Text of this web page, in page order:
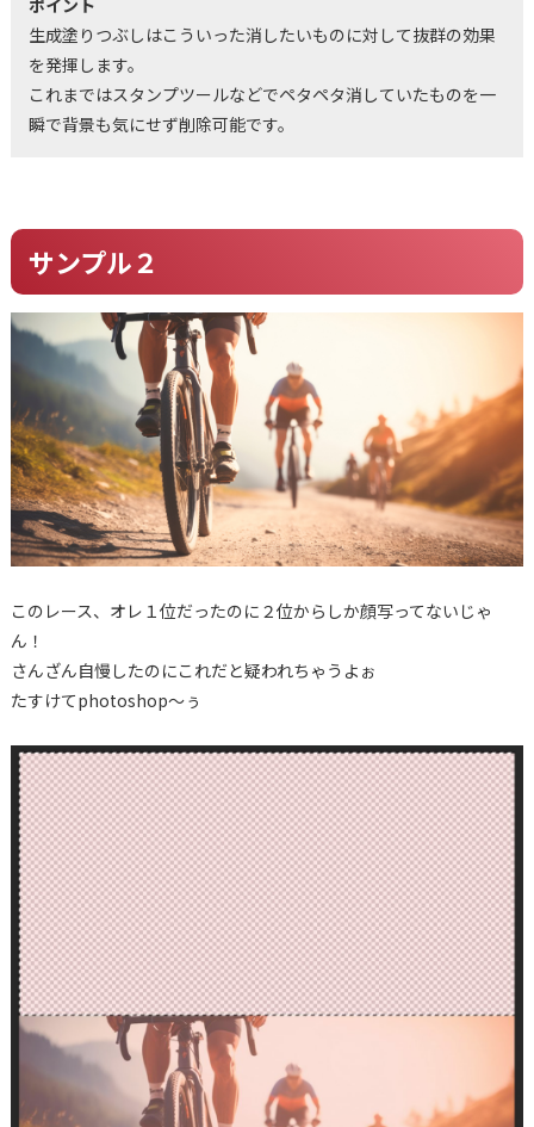
ポイント
生成塗りつぶしはこういった消したいものに対して抜群の効果
を発揮します。
これまではスタンプツールなどでペタペタ消していたものを一
瞬で背景も気にせず削除可能です。
サンプル２
このレース、オレ１位だったのに２位からしか顔写ってないじゃ
ん！
さんざん自慢したのにこれだと疑われちゃうよぉ
たすけてphotoshop～ぅ